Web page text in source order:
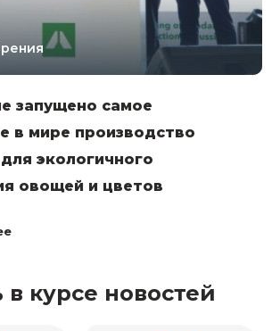
запущено самое
в мире производство
экологичного
овощей и цветов
в курсе новостей